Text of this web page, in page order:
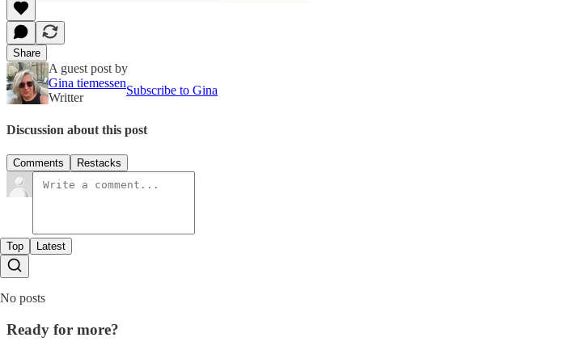
Share
A guest post by
Gina tiemessen
Writter
Subscribe to Gina
Discussion about this post
Comments Restacks
Top Latest
No posts
Ready for more?